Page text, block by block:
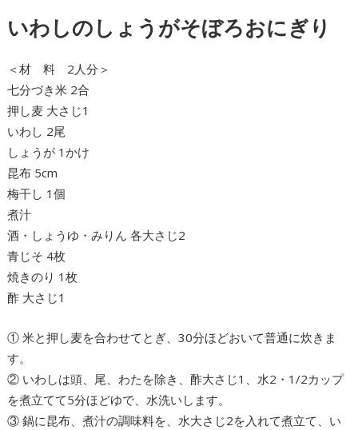
いわしのしょうがそぼろおにぎり
＜材 料 2人分＞
七分づき米 2合
押し麦 大さじ1
いわし 2尾
しょうが 1かけ
昆布 5cm
梅干し 1個
煮汁
酒・しょうゆ・みりん 各大さじ2
青じそ 4枚
焼きのり 1枚
酢 大さじ1
① 米と押し麦を合わせてとぎ、30分ほどおいて普通に炊きま
す。
② いわしは頭、尾、わたを除き、酢大さじ1、水2・1/2カップ
を煮立てて5分ほどゆで、水洗いします。
③ 鍋に昆布、煮汁の調味料を、水大さじ2を入れて煮立て、い